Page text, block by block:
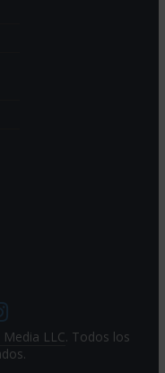
Media LLC. Todos los